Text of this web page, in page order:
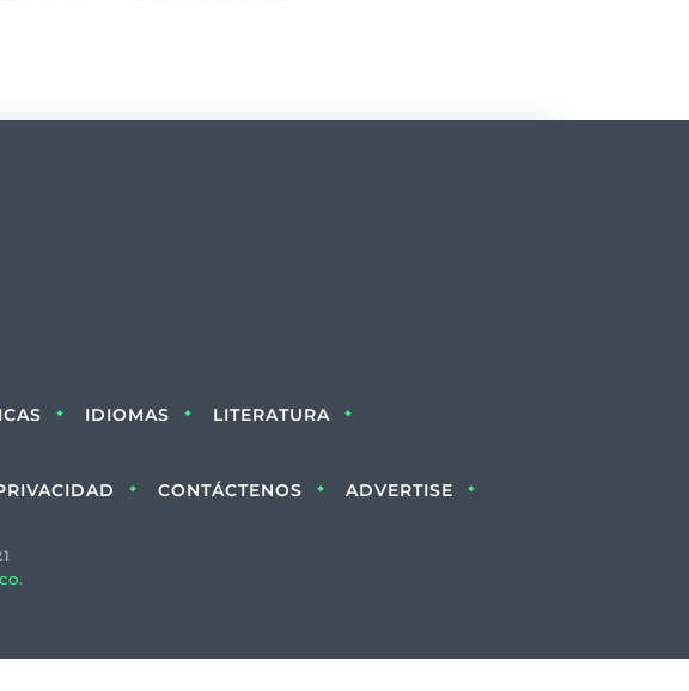
IDIOMAS
LITERATURA
CONTÁCTENOS
ADVERTISE